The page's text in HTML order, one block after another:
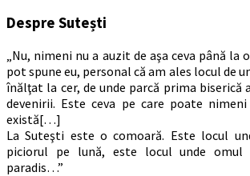
Despre Sutești
„Nu, nimeni nu a auzit de aşa ceva până la
pot spune eu, personal că am ales locul de
înălţat la cer, de unde parcă prima biserică
devenirii. Este ceva pe care poate
există[…]
La Suteşti este o comoară. Este locul
piciorul pe lună, este locul unde
paradis…”